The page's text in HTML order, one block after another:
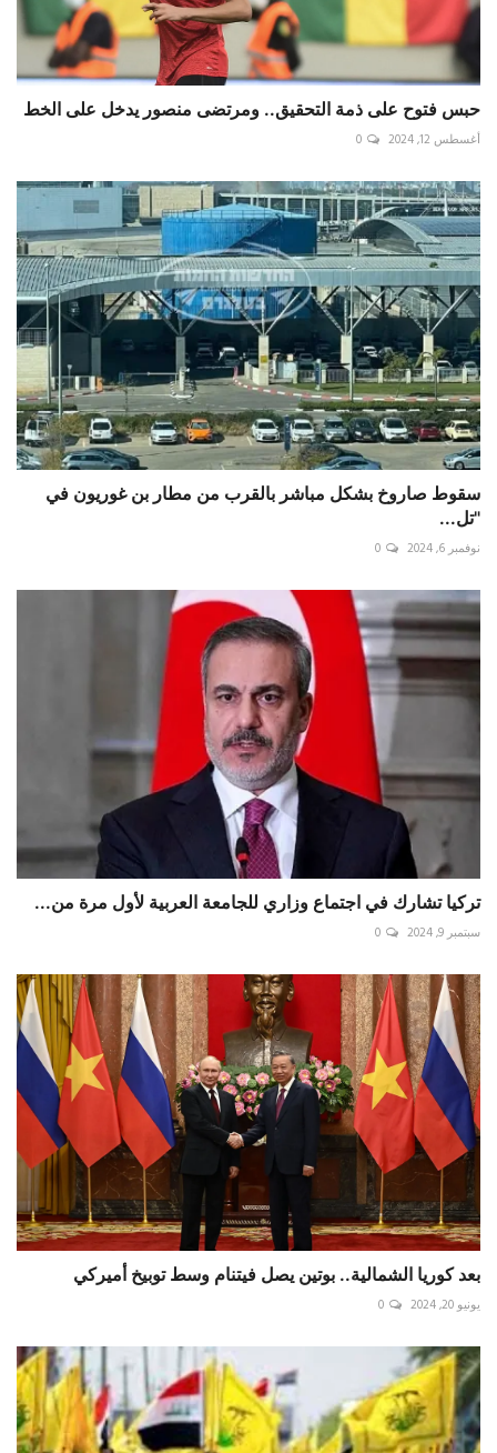
حبس فتوح على ذمة التحقيق.. ومرتضى منصور يدخل على الخط
أغسطس 12, 2024 0
سقوط صاروخ بشكل مباشر بالقرب من مطار بن غوريون في
"⁧‫تل...
نوفمبر 6, 2024 0
تركيا تشارك في اجتماع وزاري للجامعة العربية لأول مرة من...
سبتمبر 9, 2024 0
بعد كوريا الشمالية.. بوتين يصل فيتنام وسط توبيخ أميركي
يونيو 20, 2024 0